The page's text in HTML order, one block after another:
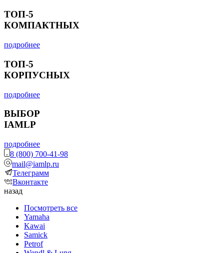
ТОП-5
КОМПАКТНЫХ
подробнее
ТОП-5
КОРПУСНЫХ
подробнее
ВЫБОР
IAMLP
подробнее
8 (800) 700-41-98
mail@iamlp.ru
Телеграмм
Вконтакте
назад
Посмотреть все
Yamaha
Kawai
Samick
Petrof